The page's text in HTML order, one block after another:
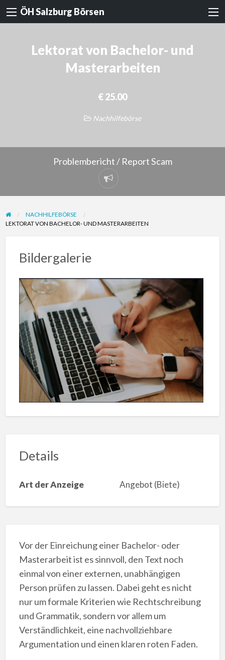
ÖH Salzburg Börsen
Lektorat von Bachelor- und
Masterarbeiten
€ 25.00
Nachhilfebörse
Problembericht / Report Scam
Problembericht
/
Scam
NACHHILFEBÖRSE
LEKTORAT VON BACHELOR- UND MASTERARBEITEN
Bildergalerie
Details
Art der Anzeige Angebot (Biete)
Vor der Einreichung einer Bachelor- oder
Masterarbeit ist es sinnvoll, den Text noch
einmal von einer externen, unabhängigen
Person prüfen zu lassen. Dabei geht es nicht
nur um formale Kriterien wie Rechtschreibung
und Grammatik, sondern vor allem um
Verständlichkeit, eine nachvollziehbare
Argumentation und einen klaren roten Faden.